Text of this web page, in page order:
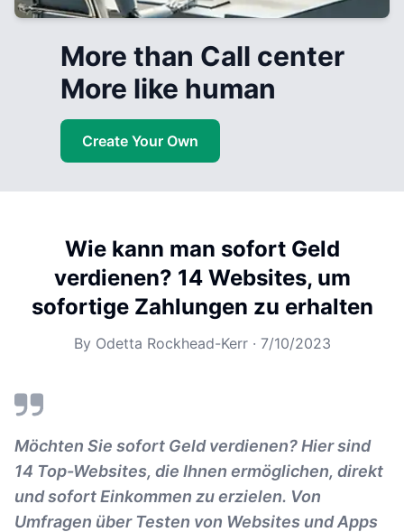
More than Call center
More like human
Create Your Own
Wie kann man sofort Geld
verdienen? 14 Websites, um
sofortige Zahlungen zu erhalten
By Odetta Rockhead-Kerr· 7/10/2023
Möchten Sie sofort Geld verdienen? Hier sind
14 Top-Websites, die Ihnen ermöglichen, direkt
und sofort Einkommen zu erzielen. Von
Umfragen über Testen von Websites und Apps